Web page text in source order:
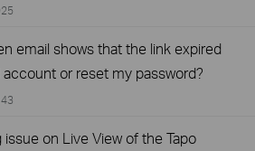
email shows that the link expired
or reset my password?
on Live View of the Tapo